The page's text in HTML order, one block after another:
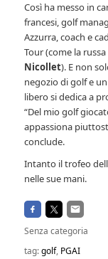
Così ha messo in
francesi, golf
Azzurra, coach e
Tour (come la russa
Nicollet). E non
negozio di golf e
libero si dedica a
“Del mio golf
appassiona
conclude.
Intanto il trofeo
nelle sue mani.
Senza categoria
tag:golf, PGAI